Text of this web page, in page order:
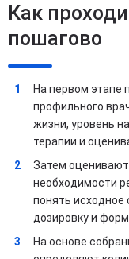
Как
пошагово
На первом этапе
профильного
жизни, уровень
терапии и
Затем оценивают
необходимости
понять исходное
дозировку и
На основе